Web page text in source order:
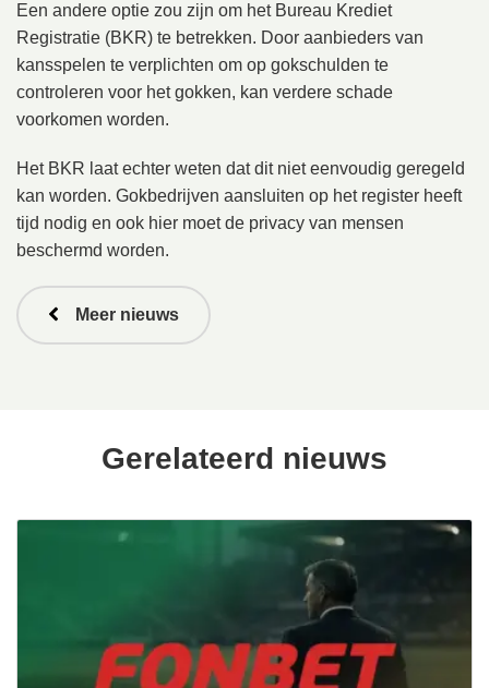
Een andere optie zou zijn om het Bureau Krediet
Registratie (BKR) te betrekken. Door aanbieders van
kansspelen te verplichten om op gokschulden te
controleren voor het gokken, kan verdere schade
voorkomen worden.
Het BKR laat echter weten dat dit niet eenvoudig geregeld
kan worden. Gokbedrijven aansluiten op het register heeft
tijd nodig en ook hier moet de privacy van mensen
beschermd worden.
Meer nieuws
Gerelateerd nieuws